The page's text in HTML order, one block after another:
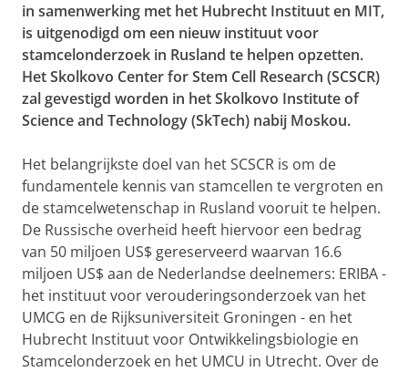
in samenwerking met het Hubrecht Instituut en MIT,
is uitgenodigd om een nieuw instituut voor
stamcelonderzoek in Rusland te helpen opzetten.
Het Skolkovo Center for Stem Cell Research (SCSCR)
zal gevestigd worden in het Skolkovo Institute of
Science and Technology (SkTech) nabij Moskou.
Het belangrijkste doel van het SCSCR is om de
fundamentele kennis van stamcellen te vergroten en
de stamcelwetenschap in Rusland vooruit te helpen.
De Russische overheid heeft hiervoor een bedrag
van 50 miljoen US$ gereserveerd waarvan 16.6
miljoen US$ aan de Nederlandse deelnemers: ERIBA -
het instituut voor verouderingsonderzoek van het
UMCG en de Rijksuniversiteit Groningen - en het
Hubrecht Instituut voor Ontwikkelingsbiologie en
Stamcelonderzoek en het UMCU in Utrecht. Over de